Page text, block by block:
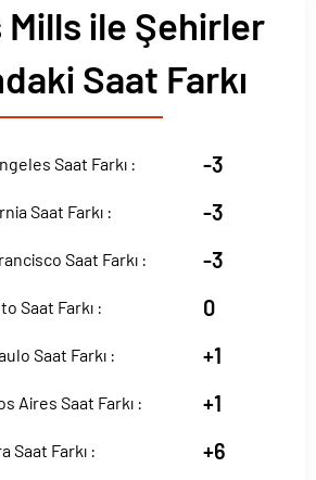
Mills ile Şehirler
Saat Farkı
Saat Farkı : -3
Saat Farkı : -3
Saat Farkı : -3
Saat Farkı : 0
Saat Farkı : +1
Aires Saat Farkı : +1
Saat Farkı : +6